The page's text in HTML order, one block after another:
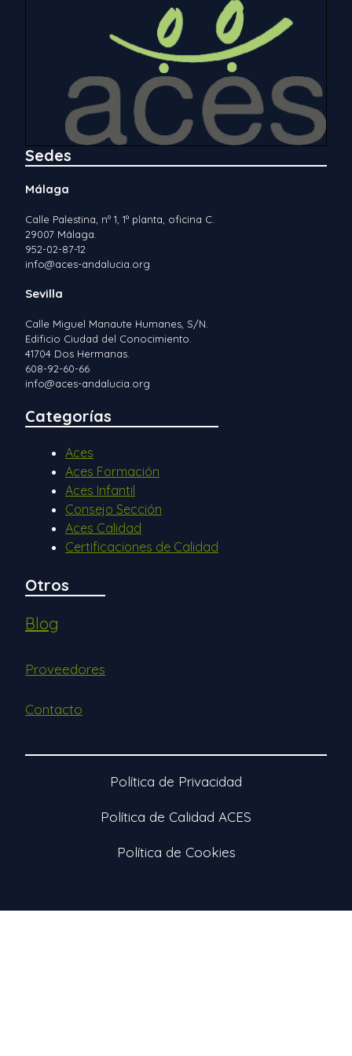
Sedes
Málaga
Calle Palestina, nº 1, 1ª planta, oficina C.
29007 Málaga.
952-02-87-12
info@aces-andalucia.org
Sevilla
Calle Miguel Manaute Humanes, S/N.
Edificio Ciudad del Conocimiento.
41704 Dos Hermanas.
608-92-60-66
info@aces-andalucia.org
Categorías
Aces
Aces Formación
Aces Infantil
Consejo Sección
Aces Calidad
Certificaciones de Calidad
Otros
Blog
Proveedores
Contacto
Política de Privacidad
Política de Calidad ACES
Política de Cookies